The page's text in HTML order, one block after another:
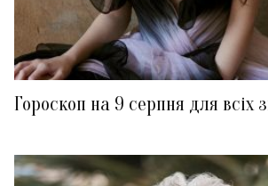
Гороскоп на 9 серпня для всіх